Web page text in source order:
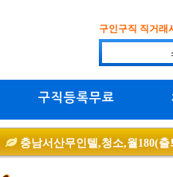
구인구직 직거래
구직등록무료
충남서산무인텔,청소,월180(출